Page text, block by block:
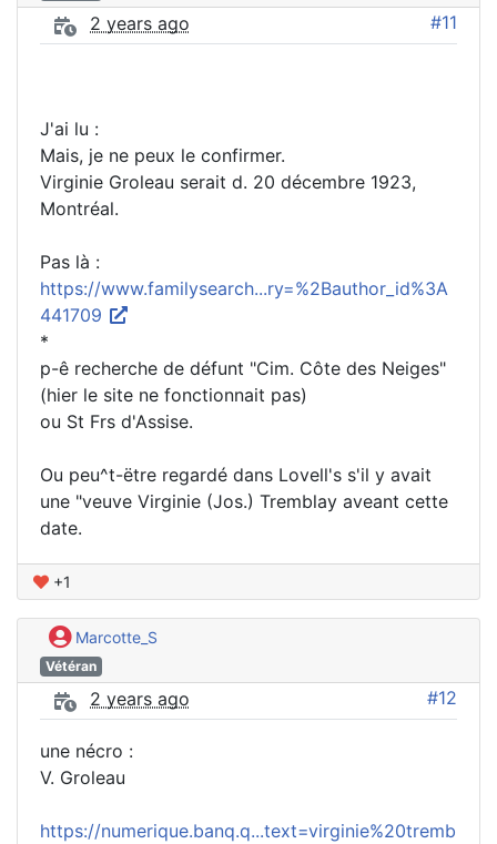
2 years ago #11
J'ai lu :
Mais, je ne peux le confirmer.
Virginie Groleau serait d. 20 décembre 1923,
Montréal.
Pas là :
https://www.familysearch...ry=%2Bauthor_id%3A
441709
*
p-ê recherche de défunt "Cim. Côte des Neiges"
(hier le site ne fonctionnait pas)
ou St Frs d'Assise.
Ou peu^t-ëtre regardé dans Lovell's s'il y avait
une "veuve Virginie (Jos.) Tremblay aveant cette
date.
+1
Marcotte_S
Vétéran
2 years ago #12
une nécro :
V. Groleau
https://numerique.banq.q...text=virginie%20tremb